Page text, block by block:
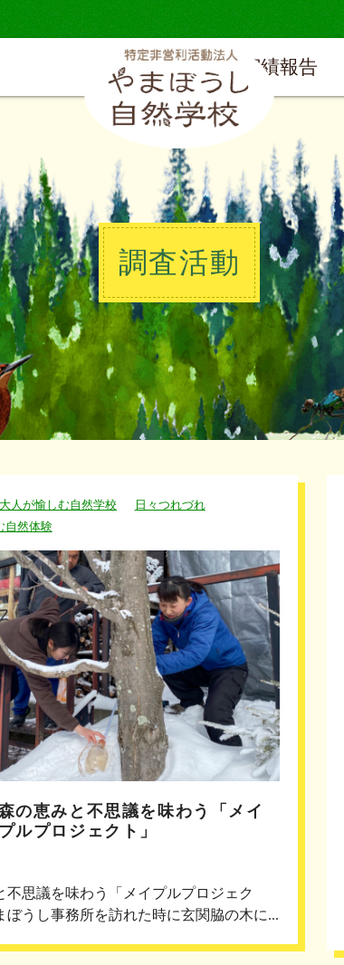
実績報告
調査活動
大人が愉しむ自然学校
日々つれづれ
自然体験
の恵みと不思議を味わう「メイ
プルプロジェクト」
不思議を味わう「メイプルプロジェク
うし事務所を訪れた時に玄関脇の木に...